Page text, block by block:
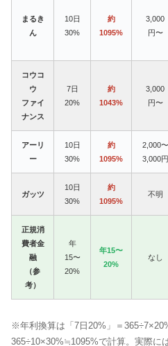
まるき
ん
10日
30%
約
1095%
3,000
円〜
コウコ
ウ
ファイ
ナンス
7日
20%
約
1043%
3,000
円〜
アーリ
ー
10日
30%
約
1095%
2,000〜
3,000円
ガッツ
10日
30%
約
1095%
不明
正規消
費者金
融
（参
考）
年
15〜
20%
年15〜
20%
なし
※年利換算は「7日20%」＝
365÷10×30%≒1095%で計算。実際に